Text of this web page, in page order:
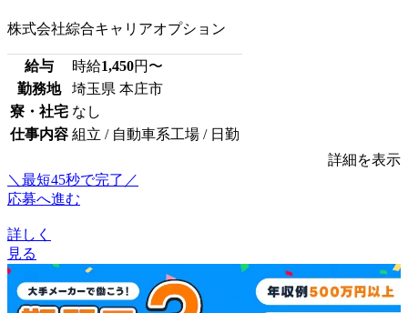
株式会社綜合キャリアオプション
給与 時給1,450円〜
勤務地
埼玉県 本庄市
寮・社宅 なし
仕事内容 組立 / 自動車系工場 / 日勤
詳細を表示
＼最短45秒で完了／
応募へ進む
詳しく
見る